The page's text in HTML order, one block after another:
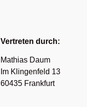
Vertreten durch:
Mathias Daum
Im Klingenfeld 13
60435 Frankfurt